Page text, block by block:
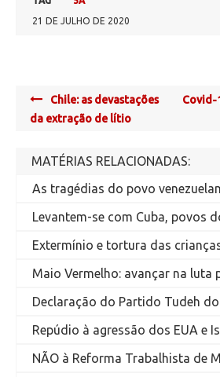
21 DE JULHO DE 2020
Post
navigation
Chile: as devastações
da extração de lítio
Covid-
MATÉRIAS RELACIONADAS:
As tragédias do povo
Levantem-se com Cuba, povos
Extermínio e tortura das
Maio Vermelho: avançar na luta
Declaração do Partido Tudeh
Repúdio à agressão dos EUA e
NÃO à Reforma Trabalhista de